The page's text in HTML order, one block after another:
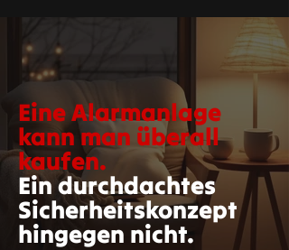
Eine Alarmanlage
kann man überall
kaufen.
Ein durchdachtes
Sicherheitskonzept
hingegen nicht.